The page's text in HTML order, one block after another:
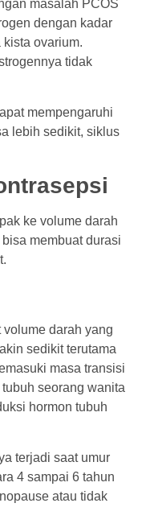
masalah PCOS
dengan kadar
ovarium.
tidak
mempengaruhi
lebih sedikit, siklus
ke volume darah
membuat durasi
darah yang
sedikit terutama
masa transisi
seorang wanita
hormon tubuh
terjadi saat umur
4 sampai 6 tahun
atau tidak